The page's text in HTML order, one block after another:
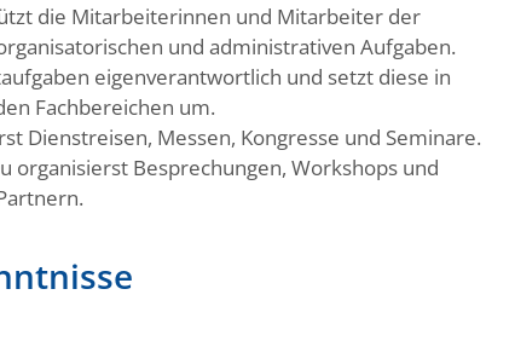
die Mitarbeiterinnen und Mitarbeiter der
und administrativen Aufgaben.
eigenverantwortlich und setzt diese in
Fachbereichen um.
Dienstreisen, Messen, Kongresse und Seminare.
organisierst Besprechungen, Workshops und